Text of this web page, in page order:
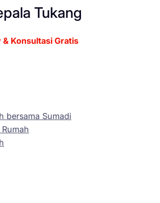
Tukang
Konsultasi Gratis
bersama Sumadi